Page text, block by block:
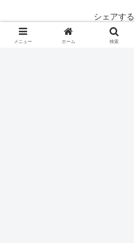
シェアする
Facebook
メニュー ホーム 検索